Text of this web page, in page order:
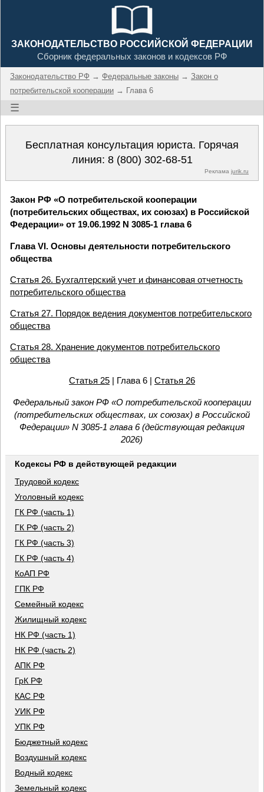
ЗАКОНОДАТЕЛЬСТВО РОССИЙСКОЙ ФЕДЕРАЦИИ
Сборник федеральных законов и кодексов РФ
Законодательство РФ → Федеральные законы → Закон о
потребительской кооперации → Глава 6
☰
Бесплатная консультация юриста. Горячая
линия: 8 (800) 302-68-51
Реклама jurik.ru
Закон РФ «О потребительской кооперации
(потребительских обществах, их союзах) в Российской
Федерации» от 19.06.1992 N 3085-1 глава 6
Глава VI. Основы деятельности потребительского
общества
Статья 26. Бухгалтерский учет и финансовая отчетность
потребительского общества
Статья 27. Порядок ведения документов потребительского
общества
Статья 28. Хранение документов потребительского
общества
Статья 25| Глава 6 | Статья 26
Федеральный закон РФ «О потребительской кооперации
(потребительских обществах, их союзах) в Российской
Федерации» N 3085-1 глава 6 (действующая редакция
2026)
Кодексы РФ в действующей редакции
Трудовой кодекс
Уголовный кодекс
ГК РФ (часть 1)
ГК РФ (часть 2)
ГК РФ (часть 3)
ГК РФ (часть 4)
КоАП РФ
ГПК РФ
Семейный кодекс
Жилищный кодекс
НК РФ (часть 1)
НК РФ (часть 2)
АПК РФ
ГрК РФ
КАС РФ
УИК РФ
УПК РФ
Бюджетный кодекс
Воздушный кодекс
Водный кодекс
Земельный кодекс